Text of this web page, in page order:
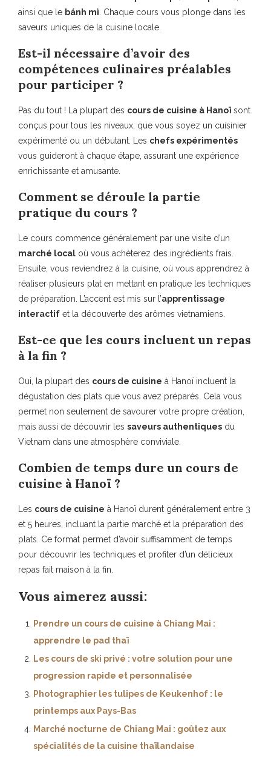
ainsi que le bánh mì. Chaque cours vous plonge dans les
saveurs uniques de la cuisine locale.
Est-il nécessaire d’avoir des
compétences culinaires préalables
pour participer ?
Pas du tout ! La plupart des cours de cuisine à Hanoï sont
conçus pour tous les niveaux, que vous soyez un cuisinier
expérimenté ou un débutant. Les chefs expérimentés
vous guideront à chaque étape, assurant une expérience
enrichissante et amusante.
Comment se déroule la partie
pratique du cours ?
Le cours commence généralement par une visite d’un
marché local où vous achèterez des ingrédients frais.
Ensuite, vous reviendrez à la cuisine, où vous apprendrez à
réaliser plusieurs plat en mettant en pratique les techniques
de préparation. L’accent est mis sur l’apprentissage
interactif et la découverte des arômes vietnamiens.
Est-ce que les cours incluent un repas
à la fin ?
Oui, la plupart des cours de cuisine à Hanoï incluent la
dégustation des plats que vous avez préparés. Cela vous
permet non seulement de savourer votre propre création,
mais aussi de découvrir les saveurs authentiques du
Vietnam dans une atmosphère conviviale.
Combien de temps dure un cours de
cuisine à Hanoï ?
Les cours de cuisine à Hanoï durent généralement entre 3
et 5 heures, incluant la partie marché et la préparation des
plats. Ce format permet d’avoir suffisamment de temps
pour découvrir les techniques et profiter d’un délicieux
repas fait maison à la fin.
Vous aimerez aussi:
Prendre un cours de cuisine à Chiang Mai :
apprendre le pad thaï
Les cours de ski privé : votre solution pour une
progression rapide et personnalisée
Photographier les tulipes de Keukenhof : le
printemps aux Pays-Bas
Marché nocturne de Chiang Mai : goûtez aux
spécialités de la cuisine thaïlandaise